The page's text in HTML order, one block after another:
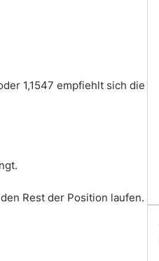
1,1547 empfiehlt sich die
Rest der Position laufen.